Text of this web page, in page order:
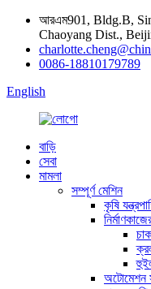
আরএম901, Bldg.B,
Chaoyang Dist.,
0086-18810179789
English
বাড়ি
সেবা
মামলা
সম্পূর্ণ মেশিন
কৃষি
অটোমেশন